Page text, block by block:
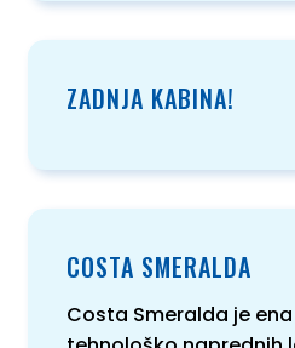
ZADNJA KABINA!
COSTA SMERALDA
Costa Smeralda je